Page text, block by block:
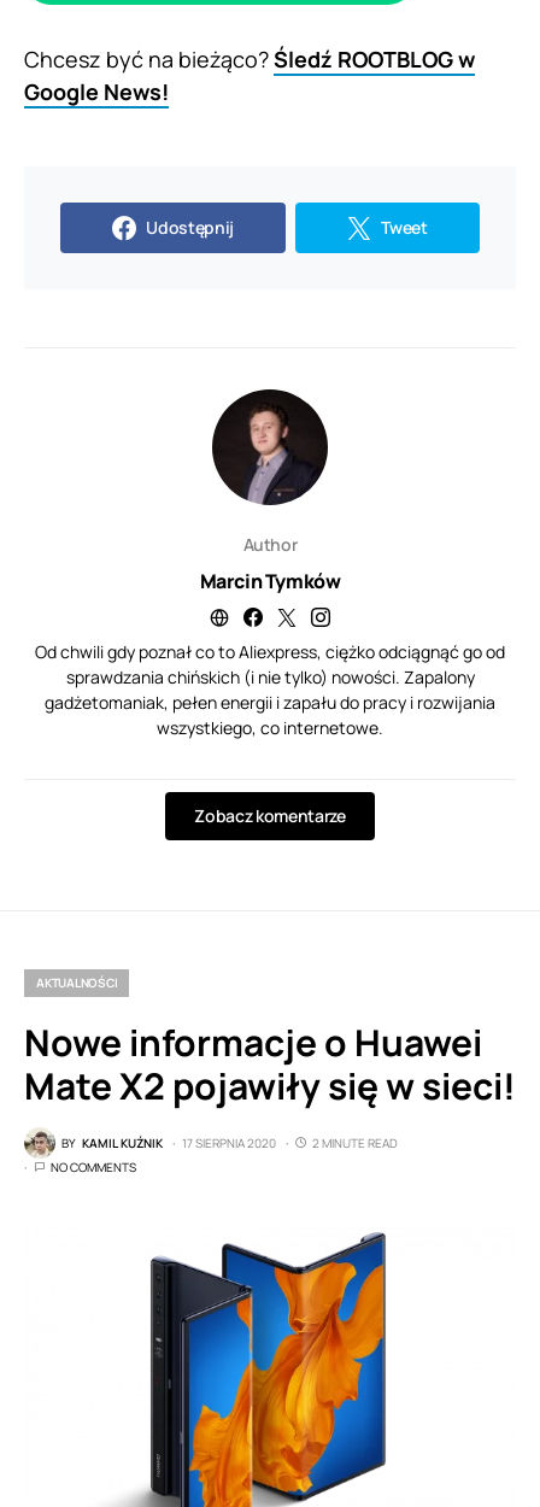
Chcesz być na bieżąco?Śledź ROOTBLOG w
Google News!
Udostępnij Tweet
Author
Marcin Tymków
Od chwili gdy poznał co to Aliexpress, ciężko odciągnąć go od
sprawdzania chińskich (i nie tylko) nowości. Zapalony
gadżetomaniak, pełen energii i zapału do pracy i rozwijania
wszystkiego, co internetowe.
Zobacz komentarze
AKTUALNOŚCI
Nowe informacje o Huawei
Mate X2 pojawiły się w sieci!
BY KAMIL KUŹNIK 17 SIERPNIA 2020
2 MINUTE READ
NO COMMENTS